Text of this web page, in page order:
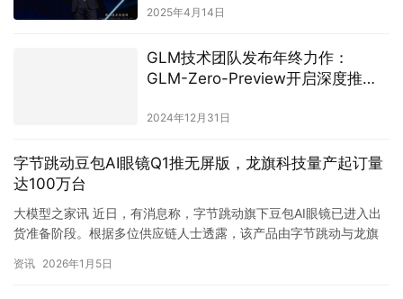
2025年4月14日
GLM技术团队发布年终力作：
GLM-Zero-Preview开启深度推理
2024年12月31日
字节跳动豆包AI眼镜Q1推无屏版，龙旗科技量产起订量
达100万台
大模型之家讯 近日，有消息称，字节跳动旗下豆包AI眼镜已进入出
货准备阶段。根据多位供应链人士透露，该产品由字节跳动与龙旗
负…
资讯 2026年1月5日